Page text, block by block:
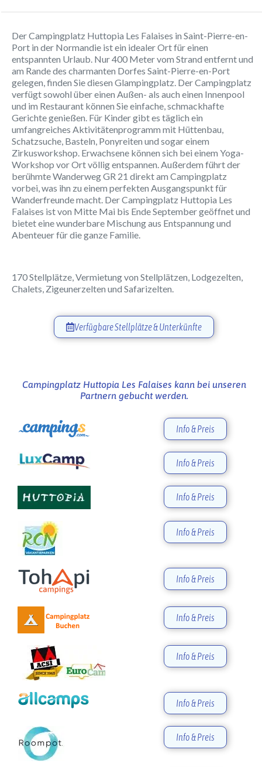
Der Campingplatz Huttopia Les Falaises in Saint-Pierre-en-
Port in der Normandie ist ein idealer Ort für einen
entspannten Urlaub. Nur 400 Meter vom Strand entfernt und
am Rande des charmanten Dorfes Saint-Pierre-en-Port
gelegen, finden Sie diesen Glampingplatz. Der Campingplatz
verfügt sowohl über einen Außen- als auch einen Innenpool
und im Restaurant können Sie einfache, schmackhafte
Gerichte genießen. Für Kinder gibt es täglich ein
umfangreiches Aktivitätenprogramm mit Hüttenbau,
Schatzsuche, Basteln, Ponyreiten und sogar einem
Zirkusworkshop. Erwachsene können sich bei einem Yoga-
Workshop vor Ort völlig entspannen. Außerdem führt der
berühmte Wanderweg GR 21 direkt am Campingplatz
vorbei, was ihn zu einem perfekten Ausgangspunkt für
Wanderfreunde macht. Der Campingplatz Huttopia Les
Falaises ist von Mitte Mai bis Ende September geöffnet und
bietet eine wunderbare Mischung aus Entspannung und
Abenteuer für die ganze Familie.
170 Stellplätze, Vermietung von Stellplätzen, Lodgezelten,
Chalets, Zigeunerzelten und Safarizelten.
Verfügbare Stellplätze & Unterkünfte
Campingplatz Huttopia Les Falaises kann bei unseren
Partnern gebucht werden.
Info & Preis
Info & Preis
Info & Preis
Info & Preis
Info & Preis
Info & Preis
Info & Preis
Info & Preis
Info & Preis